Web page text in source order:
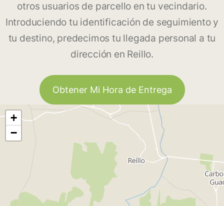
otros usuarios de parcello en tu vecindario.
Introduciendo tu identificación de seguimiento y
tu destino, predecimos tu llegada personal a tu
dirección en Reillo.
Obtener Mi Hora de Entrega
+
−